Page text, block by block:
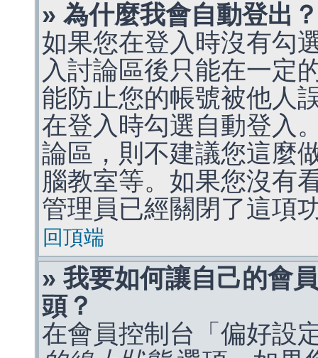
» 為什麼我會自動登出？
如果您在登入時沒有勾
入討論區後只能在一定
能防止您的帳號被他人
在登入時勾選自動登入
論區，則不建議您這麼
腦教室等。如果您沒有
管理員已經關閉了這項
回頂端
» 我要如何讓自己的會
頭？
在會員控制台「偏好設